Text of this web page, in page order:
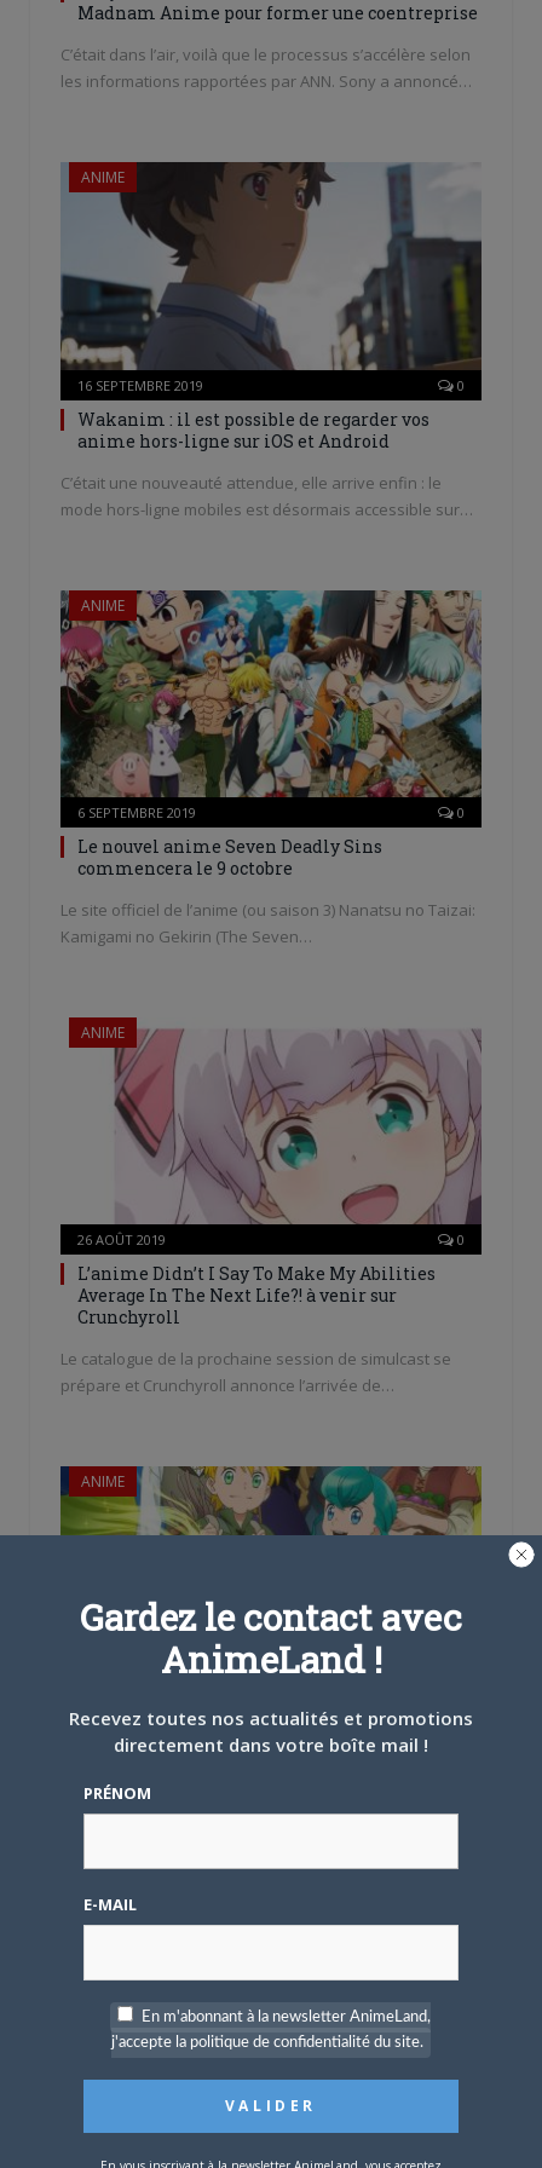
Madnam Anime pour former une coentreprise
C’était dans l’air, voilà que le processus s’accélère selon
les informations rapportées par ANN. Sony a annoncé…
ANIME
16 SEPTEMBRE 2019 0
Wakanim : il est possible de regarder vos
anime hors-ligne sur iOS et Android
C’était une nouveauté attendue, elle arrive enfin : le
mode hors-ligne mobiles est désormais accessible sur…
ANIME
6 SEPTEMBRE 2019 0
Le nouvel anime Seven Deadly Sins
commencera le 9 octobre
Le site officiel de l’anime (ou saison 3) Nanatsu no Taizai:
Kamigami no Gekirin (The Seven…
ANIME
26 AOÛT 2019 0
L’anime Didn’t I Say To Make My Abilities
Average In The Next Life?! à venir sur
Crunchyroll
Le catalogue de la prochaine session de simulcast se
prépare et Crunchyroll annonce l’arrivée de…
ANIME
Les anime Ascendance of a Bookworm et High
School Prodigies Have It Easy Even In Another
Crunchyroll vient d’annoncer les acquisitions de deux
ANIME
26 JUILLET 2019 0
Gardez le contact avec
AnimeLand !
Recevez toutes nos actualités et promotions
directement dans votre boîte mail !
PRÉNOM
E-MAIL
En m'abonnant à la newsletter AnimeLand,
j'accepte la politique de confidentialité du site.